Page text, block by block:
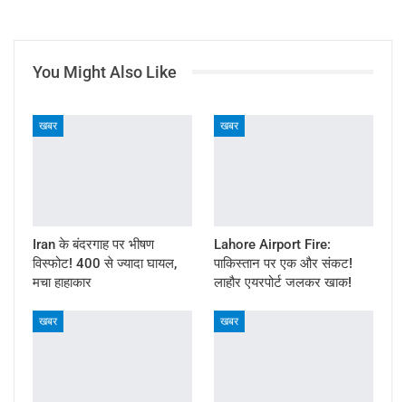
You Might Also Like
खबर
Iran के बंदरगाह पर भीषण
विस्फोट! 400 से ज्यादा घायल,
मचा हाहाकार
खबर
Lahore Airport Fire:
पाकिस्तान पर एक और संकट!
लाहौर एयरपोर्ट जलकर खाक!
खबर खबर